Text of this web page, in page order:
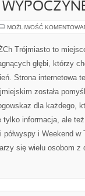
MOŻLIWOŚĆ
Trójmiasto to
głębi, którzy
Strona internetowa
została
dla każdego,
tylko informacja, ale
i Weekend w
się wielu osobom z